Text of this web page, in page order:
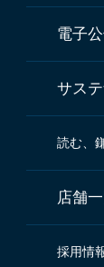
電子
サス
読む、
店舗
採用情